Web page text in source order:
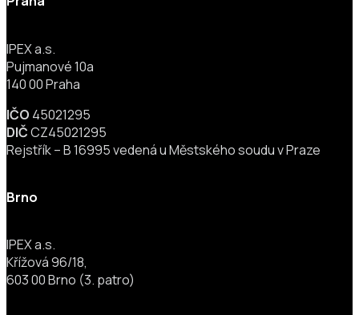
IPEX a.s.
Pujmanové 10a
140 00 Praha
IČO 45021295
DIČCZ45021295
Rejstřík – B 16995 vedená u Městského soudu v Praze
Brno
IPEX a.s.
Křížová 96/18,
603 00 Brno (3. patro)